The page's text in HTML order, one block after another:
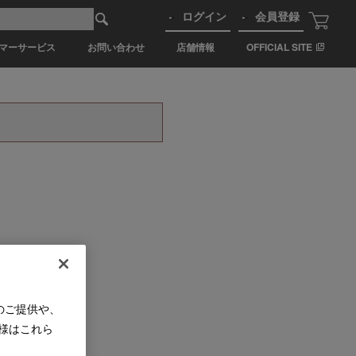
ーサービス お問い合わせ 店舗情報 OFFICIAL SITE
ログイン 会員登録
提供や、
はこれら